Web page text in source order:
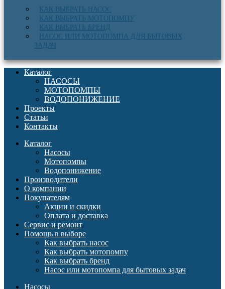
КАК ВЫБРАТЬ НАСОС
КАК ВЫБРАТЬ МОТОПОМПУ
КАК ВЫБРАТЬ БРЕНД
НАСОС ИЛИ МОТОПОМПА ДЛЯ БЫТОВЫХ
ЗАДАЧ
Каталог
НАСОСЫ
МОТОПОМПЫ
ВОДОПОНИЖЕНИЕ
Проекты
Статьи
Контакты
Каталог
Насосы
Мотопомпы
Водопонижение
Производители
О компании
Покупателям
Акции и скидки
Оплата и доставка
Сервис и ремонт
Помощь в выборе
Как выбрать насос
Как выбрать мотопомпу
Как выбрать бренд
Насос или мотопомпа для бытовых задач
Насосы